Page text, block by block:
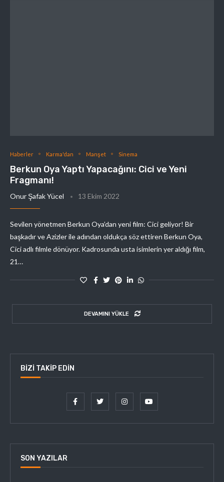
Haberler Karma'dan Manşet Sinema
Berkun Oya Yaptı Yapacağını: Cici ve Yeni
Fragmanı!
Onur Şafak Yücel 13 Ekim 2022
Sevilen yönetmen Berkun Oya’dan yeni film: Cici geliyor! Bir
başkadır ve Azizler ile adından oldukça söz ettiren Berkun Oya,
Cici adlı filmle dönüyor. Kadrosunda usta isimlerin yer aldığı film,
21…
DEVAMINI YÜKLE
BIZI TAKIP EDIN
SON YAZILAR